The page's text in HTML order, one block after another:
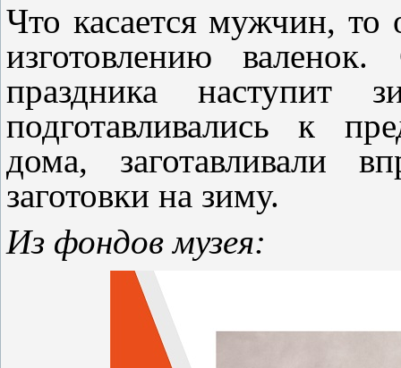
Что касается мужчин,
изготовлению
праздника наступит
подготавливались к
дома, заготавливали
заготовки на зиму.
Из фондов музея: